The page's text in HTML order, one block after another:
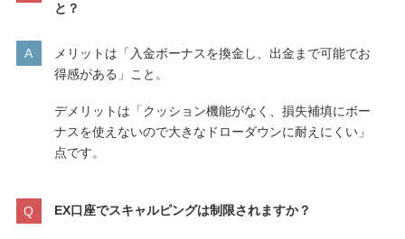
と？
メリットは「入金ボーナスを換金し、出金まで可能でお
得感がある」こと。
デメリットは「クッション機能がなく、損失補填にボー
ナスを使えないので大きなドローダウンに耐えにくい」
点です。
EX口座でスキャルピングは制限されますか？